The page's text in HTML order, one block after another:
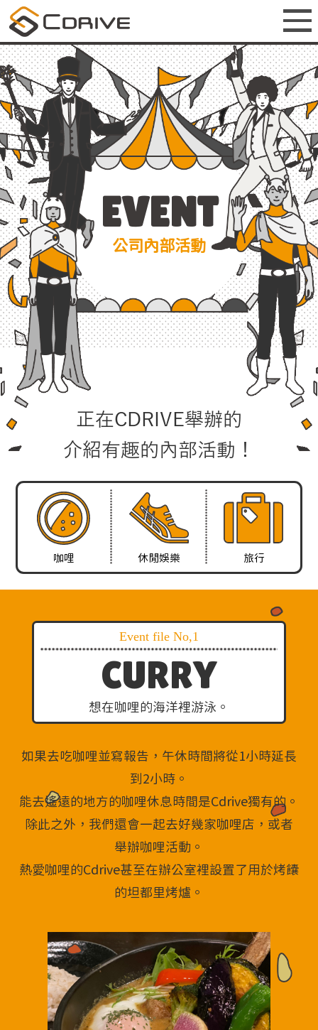
EVENT
公司內部活動
正在CDRIVE舉辦的
介紹有趣的內部活動！
咖哩 休閒娛樂 旅行
Event file No,1
CURRY
想在咖哩的海洋裡游泳。
如果去吃咖哩並寫報告，午休時間將從1小時延長
到2小時。
能去遙遠的地方的咖哩休息時間是Cdrive獨有的。
除此之外，我們還會一起去好幾家咖哩店，或者
舉辦咖哩活動。
熱愛咖哩的Cdrive甚至在辦公室裡設置了用於烤饢
的坦都里烤爐。